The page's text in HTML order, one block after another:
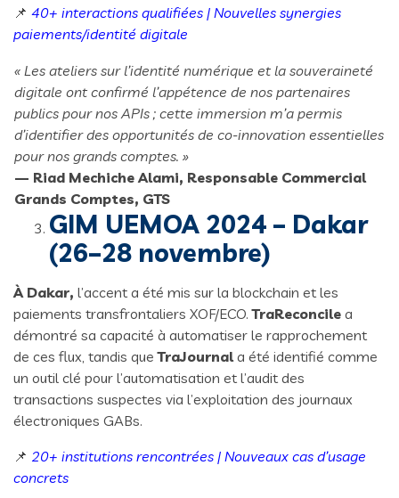
📌 40+ interactions qualifiées | Nouvelles synergies
paiements/identité digitale
« Les ateliers sur l’identité numérique et la souveraineté
digitale ont confirmé l’appétence de nos partenaires
publics pour nos APIs ; cette immersion m’a permis
d’identifier des opportunités de co-innovation essentielles
pour nos grands comptes. »
— Riad Mechiche Alami, Responsable Commercial
Grands Comptes, GTS
GIM UEMOA 2024 – Dakar
(26–28 novembre)
À Dakar, l’accent a été mis sur la blockchain et les
paiements transfrontaliers XOF/ECO.TraReconcile a
démontré sa capacité à automatiser le rapprochement
de ces flux, tandis queTraJournala été identifié comme
un outil clé pour l’automatisation et l’audit des
transactions suspectes via l’exploitation des journaux
électroniques GABs.
📌 20+ institutions rencontrées | Nouveaux cas d’usage
concrets